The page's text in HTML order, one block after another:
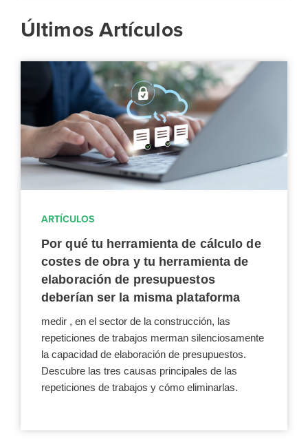
Últimos Artículos
ARTÍCULOS
Por qué tu herramienta de cálculo de
costes de obra y tu herramienta de
elaboración de presupuestos
deberían ser la misma plataforma
medir , en el sector de la construcción, las
repeticiones de trabajos merman silenciosamente
la capacidad de elaboración de presupuestos.
Descubre las tres causas principales de las
repeticiones de trabajos y cómo eliminarlas.